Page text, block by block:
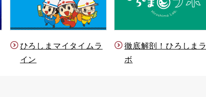
ひろしまマイタイムラ
イン
徹底解剖！ひろしまラ
ボ